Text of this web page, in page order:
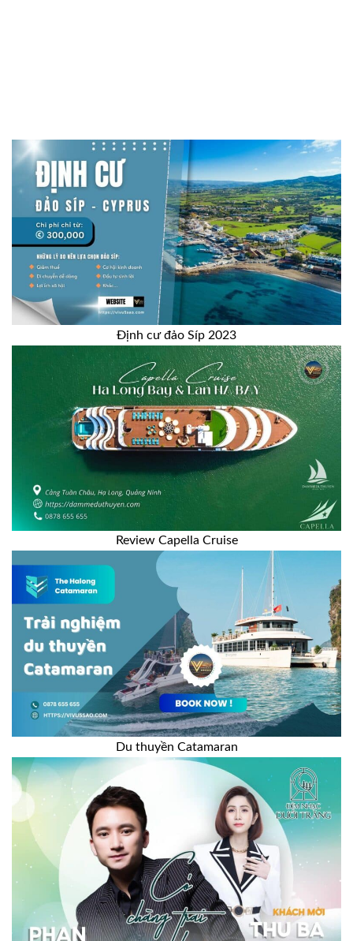
Định cư đảo Síp 2023
Review Capella Cruise
Du thuyền Catamaran